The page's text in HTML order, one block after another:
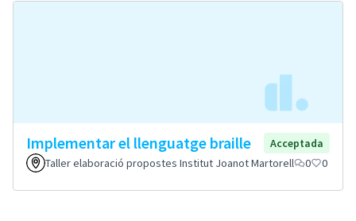
Implementar el llenguatge braille
Acceptada
Taller elaboració propostes Institut Joanot Martorell
0 0